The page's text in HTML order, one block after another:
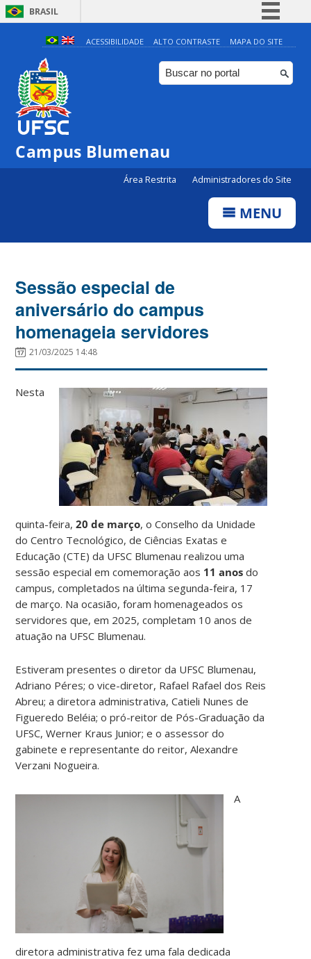
BRASIL
Simplifique!
Comunica BR
Participe
ACESSIBILIDADE ALTO CONTRASTE MAPA DO SITE
Campus Blumenau
Área Restrita Administradores do Site
MENU
Sessão especial de
aniversário do campus
homenageia servidores
21/03/2025 14:48
Nesta
quinta-feira,20 de março, o Conselho da Unidade
do Centro Tecnológico, de Ciências Exatas e
Educação (CTE) da UFSC Blumenau realizou uma
sessão especial em comemoração aos 11 anos do
campus, completados na última segunda-feira, 17
de março. Na ocasião, foram homenageados os
servidores que, em 2025, completam 10 anos de
atuação na UFSC Blumenau.
Estiveram presentes o diretor da UFSC Blumenau,
Adriano Péres; o vice-diretor, Rafael Rafael dos Reis
Abreu; a diretora administrativa, Catieli Nunes de
Figueredo Beléia; o pró-reitor de Pós-Graduação da
UFSC, Werner Kraus Junior; e o assessor do
gabinete e representante do reitor, Alexandre
Verzani Nogueira.
A
diretora administrativa fez uma fala dedicada